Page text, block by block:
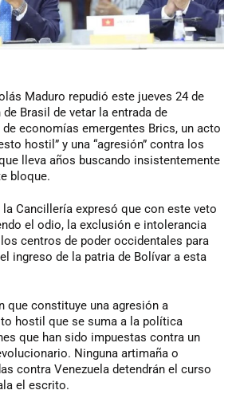
Maduro repudió este jueves 24 de
Brasil de vetar la entrada de
economías emergentes Brics, un acto
hostil” y una “agresión” contra los
lleva años buscando insistentemente
bloque.
la Cancillería expresó que con este veto
el odio, la exclusión e intolerancia
centros de poder occidentales para
ingreso de la patria de Bolívar a esta
que constituye una agresión a
hostil que se suma a la política
que han sido impuestas contra un
Ninguna artimaña o
contra Venezuela detendrán el curso
el escrito.